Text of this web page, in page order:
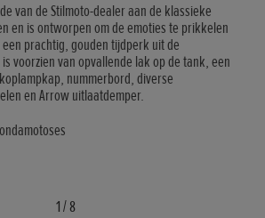
van de Stilmoto-dealer aan de klassieke
en is ontworpen om de emoties te prikkelen
prachtig, gouden tijdperk uit de
voorzien van opvallende lak op de tank, een
nummerbord, diverse
en Arrow uitlaatdemper.
1/8